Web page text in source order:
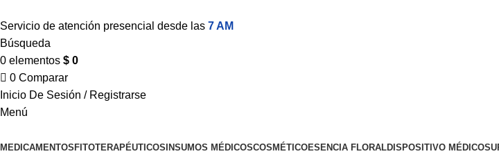
Servicio de atención presencial desde las 7 AM
Búsqueda
0 elementos $ 0
0 Comparar
Inicio De Sesión / Registrarse
Menú
MEDICAMENTOS FITOTERAPÉUTICOS INSUMOS MÉDICOSCOSMÉTICOESENCIA FLORALDISPOSITIVO MÉDICO